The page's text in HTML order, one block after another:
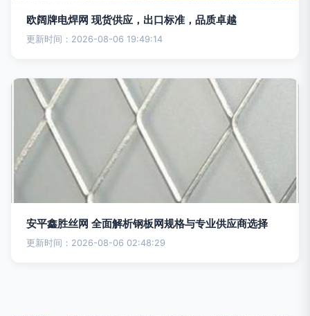
欧阔牌电焊网 现货供应，出口标准，品质卓越
更新时间：2026-08-06 19:49:14
安平鑫胜丝网 全面解析钢板网规格与专业供应商选择
更新时间：2026-08-06 02:48:29